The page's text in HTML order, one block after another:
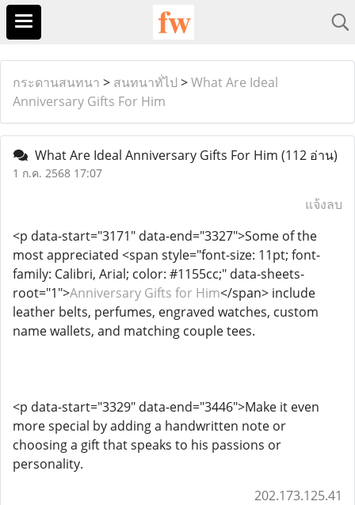
กระดานสนทนา > สนทนาทั่ไป >What Are Ideal
Anniversary Gifts For Him
What Are Ideal Anniversary Gifts For Him (112 อ่าน)
1 ก.ค. 2568 17:07
แจ้งลบ
<p data-start="3171" data-end="3327">Some of the
most appreciated <span style="font-size: 11pt; font-
family: Calibri, Arial; color: #1155cc;" data-sheets-
root="1">Anniversary Gifts for Him</span> include
leather belts, perfumes, engraved watches, custom
name wallets, and matching couple tees.
<p data-start="3329" data-end="3446">Make it even
more special by adding a handwritten note or
choosing a gift that speaks to his passions or
personality.
202.173.125.41